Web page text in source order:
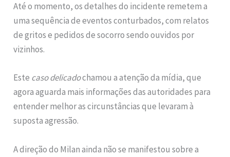
Até o momento, os detalhes do incidente remetem a
uma sequência de eventos conturbados, com relatos
de gritos e pedidos de socorro sendo ouvidos por
vizinhos.
Este caso delicadochamou a atenção da mídia, que
agora aguarda mais informações das autoridades para
entender melhor as circunstâncias que levaram à
suposta agressão.
A direção do Milan ainda não se manifestou sobre a